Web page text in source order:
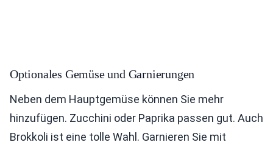
Optionales Gemüse und Garnierungen
Neben dem Hauptgemüse können Sie mehr
hinzufügen. Zucchini oder Paprika passen gut. Auch
Brokkoli ist eine tolle Wahl. Garnieren Sie mit